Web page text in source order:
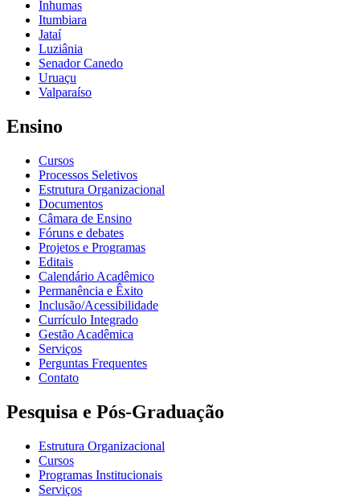
Inhumas
Itumbiara
Jataí
Luziânia
Senador Canedo
Uruaçu
Valparaíso
Ensino
Cursos
Processos Seletivos
Estrutura Organizacional
Documentos
Câmara de Ensino
Fóruns e debates
Projetos e Programas
Editais
Calendário Acadêmico
Permanência e Êxito
Inclusão/Acessibilidade
Currículo Integrado
Gestão Acadêmica
Serviços
Perguntas Frequentes
Contato
Pesquisa e Pós-Graduação
Estrutura Organizacional
Cursos
Programas Institucionais
Serviços